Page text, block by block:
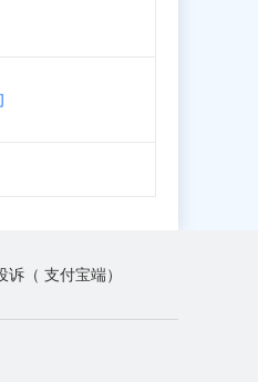
诉（ 支付宝端）